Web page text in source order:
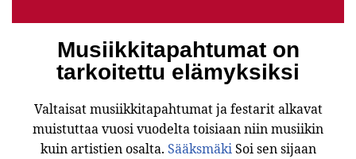
Musiikkitapahtumat on
tarkoitettu elämyksiksi
Valtaisat musiikkitapahtumat ja festarit alkavat
muistuttaa vuosi vuodelta toisiaan niin musiikin
kuin artistien osalta. SääksmäkiSoi sen sijaan